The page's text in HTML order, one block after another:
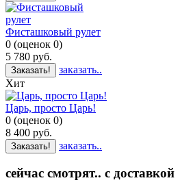
Фисташковый рулет
0 (оценок 0)
5 780 руб.
Заказать!
заказать..
Хит
Царь, просто Царь!
0 (оценок 0)
8 400 руб.
Заказать! заказать..
сейчас смотрят.. с доставкой